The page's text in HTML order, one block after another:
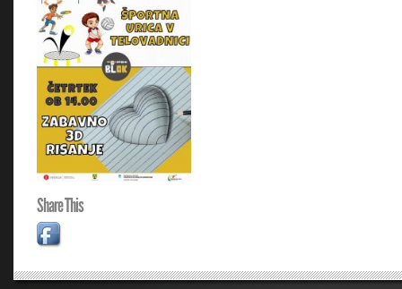
Share This